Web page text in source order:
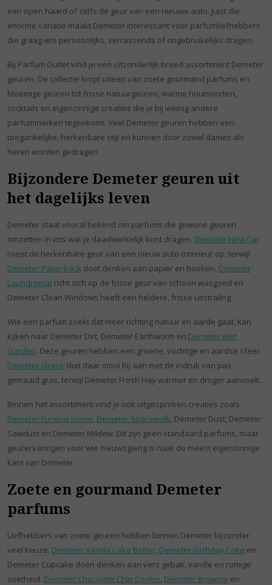
een open haard of zelfs de geur van een nieuwe auto. Juist die
enorme variatie maakt Demeter interessant voor parfumliefhebbers
die graag iets persoonlijks, verrassends of ongebruikelijks dragen.
Bij Parfum Outlet vind je een uitzonderlijk breed assortiment Demeter
geuren. De collectie loopt uiteen van zoete gourmand parfums en
bloemige geuren tot frisse natuurgeuren, warme houtsoorten,
cocktails en eigenzinnige creaties die je bij weinig andere
parfummerken tegenkomt. Veel Demeter geuren hebben een
toegankelijke, herkenbare stijl en kunnen door zowel dames als
heren worden gedragen.
Bijzondere Demeter geuren uit
het dagelijks leven
Demeter staat vooral bekend om parfums die gewone geuren
omzetten in iets wat je daadwerkelijk kunt dragen. Demeter New Car
roept de herkenbare geur van een nieuw auto-interieur op, terwijl
Demeter Paperback doet denken aan papier en boeken. Demeter
Laundromat richt zich op de frisse geur van schoon wasgoed en
Demeter Clean Windows heeft een heldere, frisse uitstraling.
Wie een parfum zoekt dat meer richting natuur en aarde gaat, kan
kijken naar Demeter Dirt, Demeter Earthworm en Demeter Wet
Garden. Deze geuren hebben een groene, vochtige en aardse sfeer.
Demeter Grass sluit daar mooi bij aan met de indruk van pas
gemaaid gras, terwijl Demeter Fresh Hay warmer en droger aanvoelt.
Binnen het assortiment vind je ook uitgesproken creaties zoals
Demeter Funeral Home, Demeter Spacewalk, Demeter Dust, Demeter
Sawdust en Demeter Mildew. Dit zijn geen standaard parfums, maar
geurervaringen voor wie nieuwsgierig is naar de meest eigenzinnige
kant van Demeter.
Zoete en gourmand Demeter
parfums
Liefhebbers van zoete geuren hebben binnen Demeter bijzonder
veel keuze. Demeter Vanilla Cake Batter, Demeter Birthday Cake en
Demeter Cupcake doen denken aan vers gebak, vanille en romige
zoetheid. Demeter Chocolate Chip Cookie, Demeter Brownie en